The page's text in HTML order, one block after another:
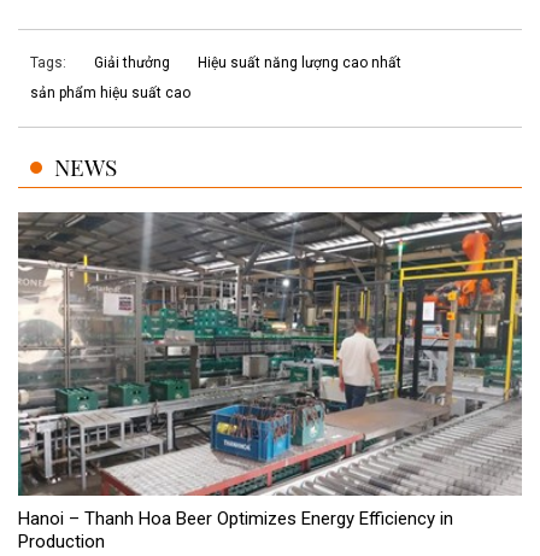
Tags: Giải thưởng
Hiệu suất năng lượng cao nhất
sản phẩm hiệu suất cao
NEWS
Hanoi – Thanh Hoa Beer Optimizes Energy Efficiency in
Production